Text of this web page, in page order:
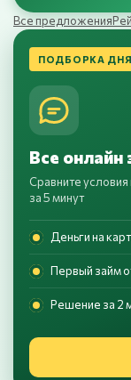
Все предложения
ПОДБОРКА ДНЯ
Все онлайн
Сравните
за 5 минут
Деньги на
Первый займ
Решение за 2